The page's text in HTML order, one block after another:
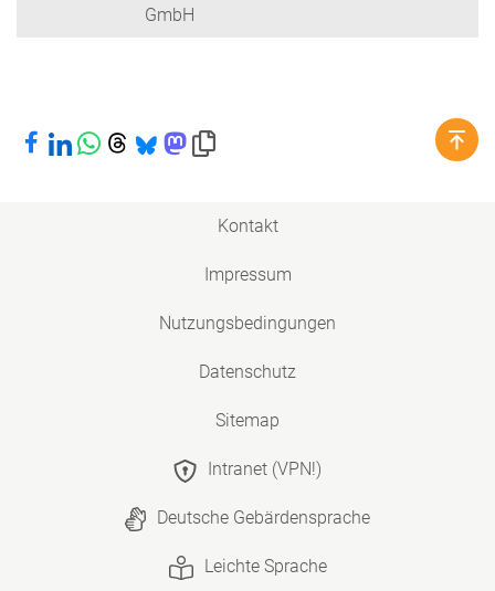
GmbH
Bei Facebook teilen
Bei LinkedIn teilen
Bei WhatsApp teilen
Bei Threads teilen
Bei Bluesky teilen
Bei Mastodon teilen
Link in die Zwischenablage kopieren
Kontakt
Impressum
Nutzungsbedingungen
Datenschutz
Sitemap
Intranet (VPN!)
Deutsche Gebärdensprache
Leichte Sprache